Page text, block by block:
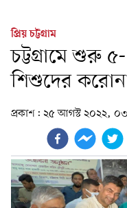
প্রিয় চট্টগ্রাম
চট্টগ্রামে শুরু
শিশুদের
প্রকাশ: ২৫ আগস্ট ২০২২,